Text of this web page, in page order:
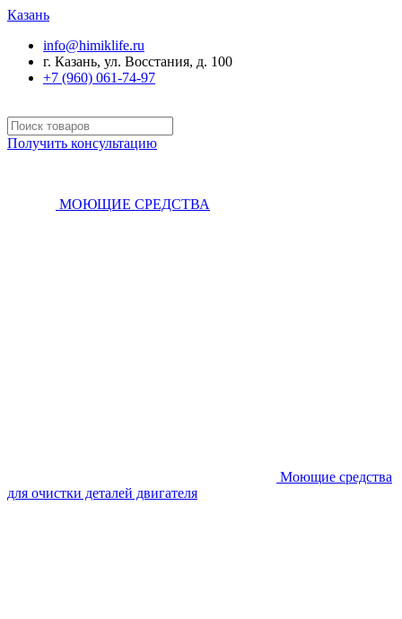
Казань
info@himiklife.ru
г. Казань, ул. Восстания, д. 100
+7 (960) 061-74-97
Получить консультацию
МОЮЩИЕ СРЕДСТВА
Моющие средства
для очистки деталей двигателя